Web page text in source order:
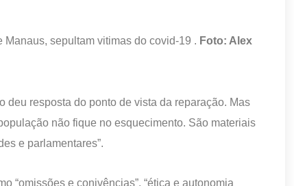
sepultam vitimas do covid-19 . Foto: Alex
deu resposta do ponto de vista da reparação. Mas
não fique no esquecimento. São materiais
e parlamentares”.
“omissões e conivências”, “ética e autonomia